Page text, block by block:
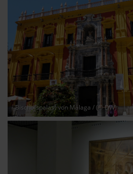
Bischofspalast von Málaga / (© DW)